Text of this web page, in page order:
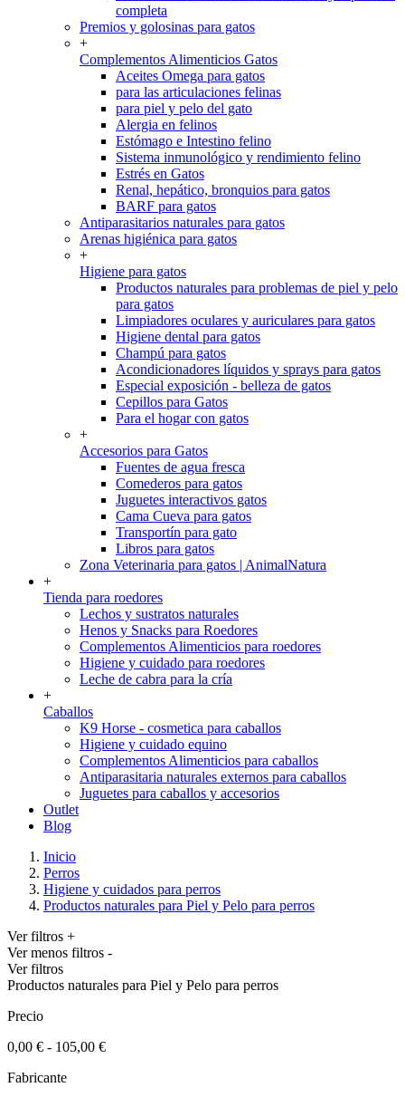
completa
Premios y golosinas para gatos
+
Complementos Alimenticios Gatos
Aceites Omega para gatos
para las articulaciones felinas
para piel y pelo del gato
Alergia en felinos
Estómago e Intestino felino
Sistema inmunológico y rendimiento felino
Estrés en Gatos
Renal, hepático, bronquios para gatos
BARF para gatos
Antiparasitarios naturales para gatos
Arenas higiénica para gatos
+
Higiene para gatos
Productos naturales para problemas de piel y pelo
para gatos
Limpiadores oculares y auriculares para gatos
Higiene dental para gatos
Champú para gatos
Acondicionadores líquidos y sprays para gatos
Especial exposición - belleza de gatos
Cepillos para Gatos
Para el hogar con gatos
+
Accesorios para Gatos
Fuentes de agua fresca
Comederos para gatos
Juguetes interactivos gatos
Cama Cueva para gatos
Transportín para gato
Libros para gatos
Zona Veterinaria para gatos | AnimalNatura
+
Tienda para roedores
Lechos y sustratos naturales
Henos y Snacks para Roedores
Complementos Alimenticios para roedores
Higiene y cuidado para roedores
Leche de cabra para la cría
+
Caballos
K9 Horse - cosmetica para caballos
Higiene y cuidado equino
Complementos Alimenticios para caballos
Antiparasitaria naturales externos para caballos
Juguetes para caballos y accesorios
Outlet
Blog
Inicio
Perros
Higiene y cuidados para perros
Productos naturales para Piel y Pelo para perros
Ver filtros +
Ver menos filtros -
Ver filtros
Productos naturales para Piel y Pelo para perros
Precio
0,00 € - 105,00 €
Fabricante